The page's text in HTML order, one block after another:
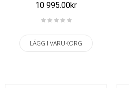
10 995.00kr
LÄGG I VARUKORG